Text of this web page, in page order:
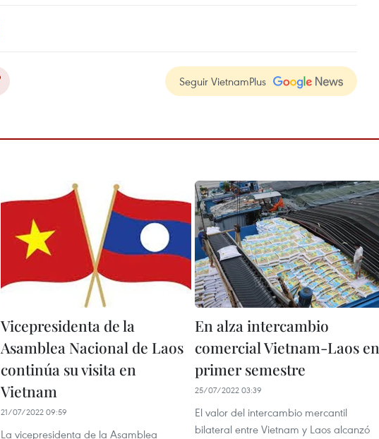
Seguir VietnamPlus
Vicepresidenta de la
Asamblea Nacional de Laos
continúa su visita en
Vietnam
21/07/2022 09:59
La vicepresidenta de la Asamblea
En alza intercambio
comercial Vietnam-Laos en
primer semestre
25/07/2022 03:39
El valor del intercambio mercantil
bilateral entre Vietnam y Laos alcanzó